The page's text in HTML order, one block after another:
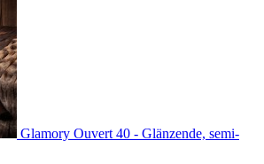
Glamory Ouvert 40 - Glänzende, semi-